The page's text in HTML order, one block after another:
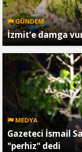
GÜNDEM
İzmit’e damga
MEDYA
Gazeteci İsmail
"perhiz" dedi